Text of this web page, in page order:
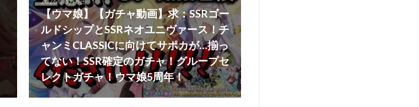
2026年3月6日
【ウマ娘】【ガチャ動画】求：SSRゴー
ルドシップとSSRネオユニヴァース！チ
ャンミCLASSICに向けてサポカが…揃っ
てない！SSR確定のガチャ！グループセ
レクトガチャ！ウマ娘5周年！